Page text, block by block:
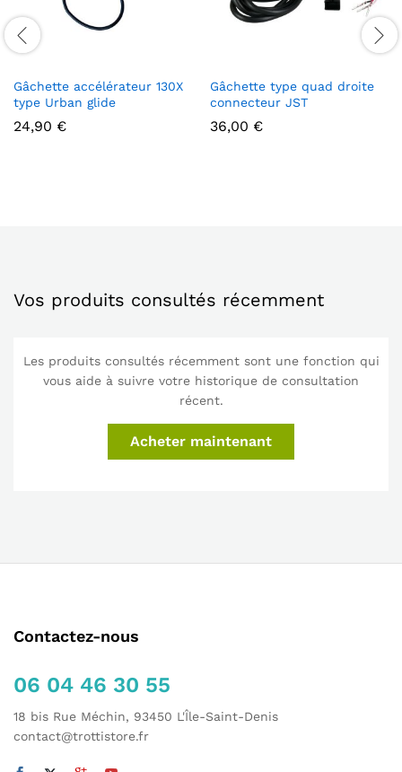
Gâchette accélérateur 130X
type Urban glide
24,90 €
Gâchette type quad droite
connecteur JST
36,00 €
Vos produits consultés récemment
Les produits consultés récemment sont une fonction qui
vous aide à suivre votre historique de consultation
récent.
Acheter maintenant
Contactez-nous
06 04 46 30 55
18 bis Rue Méchin, 93450 L'Île-Saint-Denis
contact@trottistore.fr